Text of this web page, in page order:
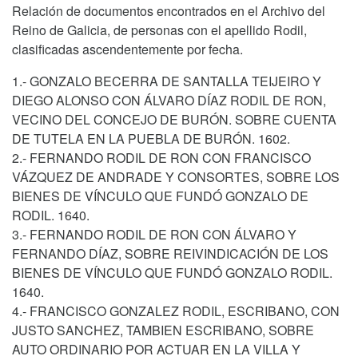
Relación de documentos encontrados en el Archivo del
Reino de Galicia, de personas con el apellido Rodil,
clasificadas ascendentemente por fecha.
1.- GONZALO BECERRA DE SANTALLA TEIJEIRO Y
DIEGO ALONSO CON ÁLVARO DÍAZ RODIL DE RON,
VECINO DEL CONCEJO DE BURÓN. SOBRE CUENTA
DE TUTELA EN LA PUEBLA DE BURÓN. 1602.
2.- FERNANDO RODIL DE RON CON FRANCISCO
VÁZQUEZ DE ANDRADE Y CONSORTES, SOBRE LOS
BIENES DE VÍNCULO QUE FUNDÓ GONZALO DE
RODIL. 1640.
3.- FERNANDO RODIL DE RON CON ÁLVARO Y
FERNANDO DÍAZ, SOBRE REIVINDICACIÓN DE LOS
BIENES DE VÍNCULO QUE FUNDÓ GONZALO RODIL.
1640.
4.- FRANCISCO GONZALEZ RODIL, ESCRIBANO, CON
JUSTO SANCHEZ, TAMBIEN ESCRIBANO, SOBRE
AUTO ORDINARIO POR ACTUAR EN LA VILLA Y